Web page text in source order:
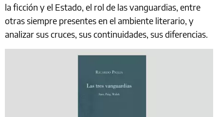
la ficción y el Estado, el rol de las vanguardias, entre
otras siempre presentes en el ambiente literario, y
analizar sus cruces, sus continuidades, sus diferencias.